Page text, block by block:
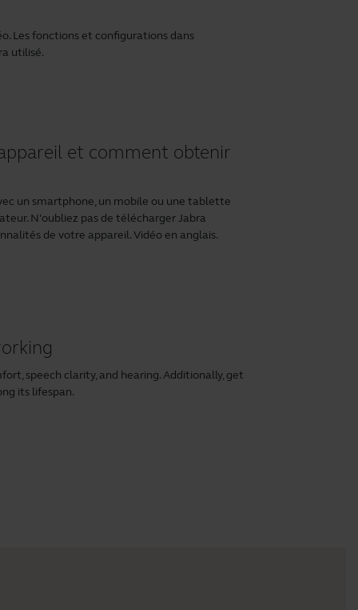
Les fonctions et configurations dans
utilisé.
et comment obtenir
un smartphone, un mobile ou une tablette
N'oubliez pas de téléchargerJabra
de votre appareil. Vidéo en anglais.
speech clarity, and hearing. Additionally, get
its lifespan.